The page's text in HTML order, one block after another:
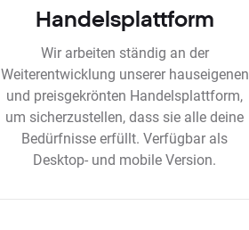
Handelsplattform
Wir arbeiten ständig an der
Weiterentwicklung unserer hauseigenen
und preisgekrönten Handelsplattform,
um sicherzustellen, dass sie alle deine
Bedürfnisse erfüllt. Verfügbar als
Desktop- und mobile Version.